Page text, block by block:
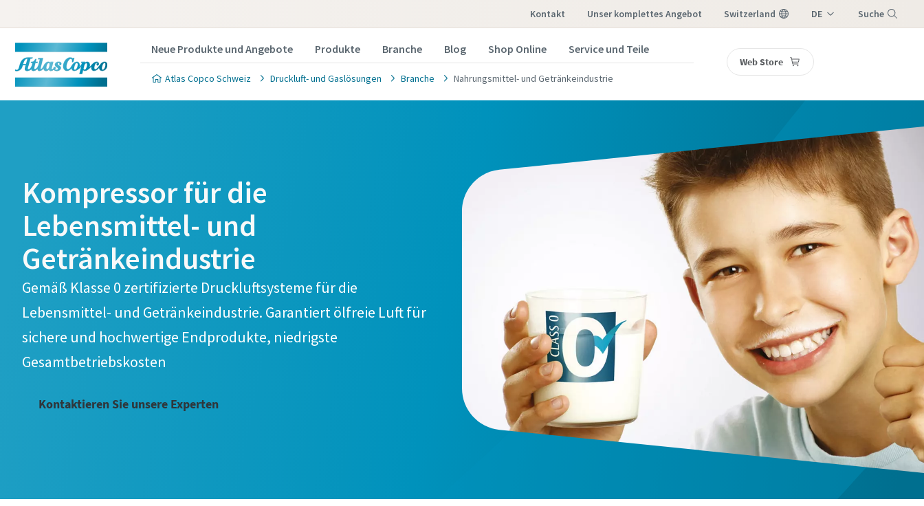
Kontakt Unser komplettes Angebot Switzerland DE Suche
Neue Produkte und Angebote Produkte Branche Blog Shop Online Service und Teile
Atlas Copco Schweiz Druckluft- und Gaslösungen Branche Nahrungsmittel- und Getränkeindustrie
Web Store
Kompressor für die
Lebensmittel- und
Getränkeindustrie
Gemäß Klasse 0 zertifizierte Druckluftsysteme für die
Lebensmittel- und Getränkeindustrie. Garantiert ölfreie Luft für
sichere und hochwertige Endprodukte, niedrigste
Gesamtbetriebskosten
Kontaktieren Sie unsere Experten